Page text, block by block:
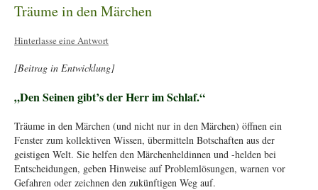
Träume in den Märchen
Hinterlasse eine Antwort
[Beitrag in Entwicklung]
„Den Seinen gibt’s der Herr im Schlaf.“
Träume in den Märchen (und nicht nur in den Märchen) öffnen ein
Fenster zum kollektiven Wissen, übermitteln Botschaften aus der
geistigen Welt. Sie helfen den Märchenheldinnen und -helden bei
Entscheidungen, geben Hinweise auf Problemlösungen, warnen vor
Gefahren oder zeichnen den zukünftigen Weg auf.